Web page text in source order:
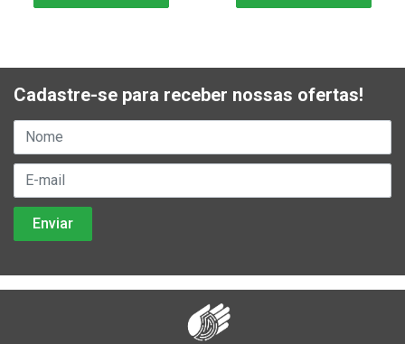
Cadastre-se para receber nossas ofertas!